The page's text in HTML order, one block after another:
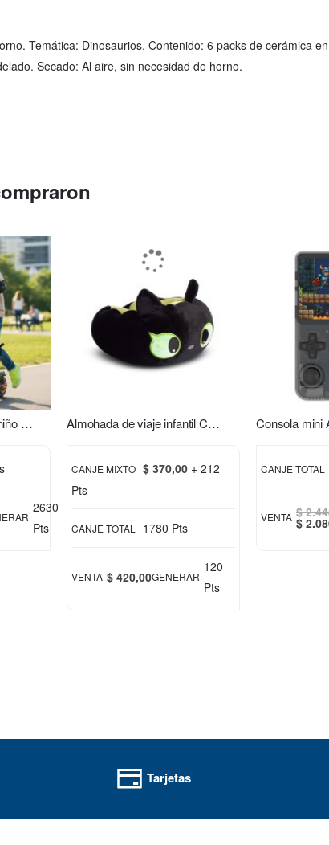
Temática: Dinosaurios. Contenido: 6 packs de cerámica
Secado: Al aire, sin necesidad de horno.
Monopatín eléctrico de niño S2 Xion
2630
Pts
Almohada de viaje infantil Chimuelo verde
CANJE MIXTO $ 370,00 + 212
Pts
CANJE TOTAL 1780 Pts
VENTA $ 420,00GENERAR
120
Pts
CANJE TOTAL
VENTA $
Special
Price
$
Tarjetas